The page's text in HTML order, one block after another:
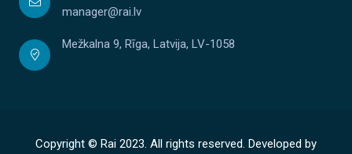
manager@rai.lv
Mežkalna 9, Rīga, Latvija, LV-1058
Copyright © Rai 2023. All rights reserved. Developed by